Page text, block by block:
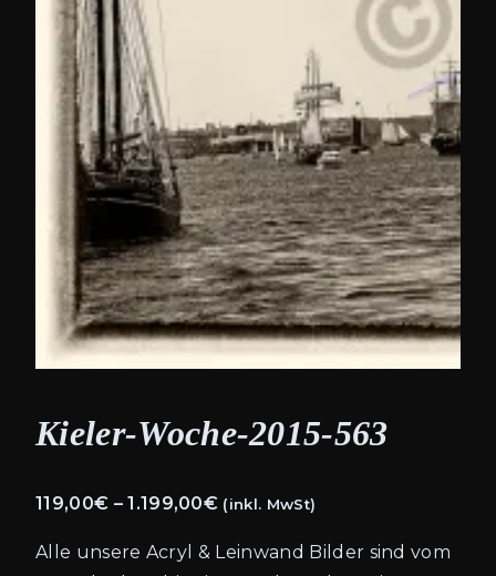
Kieler-Woche-2015-563
119,00€ – 1.199,00€Preisspanne:
bis
(inkl. MwSt)
Alle unsere Acryl & Leinwand Bilder sind vom